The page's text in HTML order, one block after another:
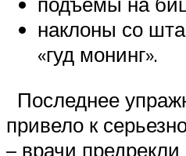
наклоны со
«гуд монинг».
Последнее
привело к
– врачи